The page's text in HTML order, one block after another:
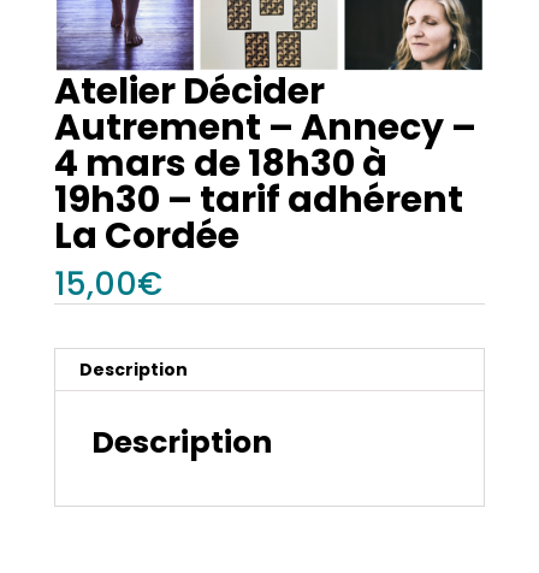
Atelier Décider
Autrement – Annecy –
4 mars de 18h30 à
19h30 – tarif adhérent
La Cordée
15,00€
Description
Description